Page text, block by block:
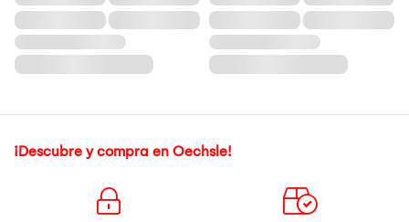
¡Descubre y compra en Oechsle!